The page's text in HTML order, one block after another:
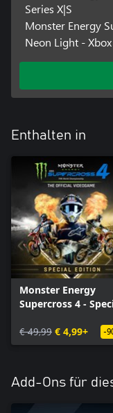
Series X|S
Monster Energy
Neon Light - Xbox
Enthalten in
Monster Energy
Supercross 4 -
X|S
€ 49,99 € 4,99+ -
Add-Ons für